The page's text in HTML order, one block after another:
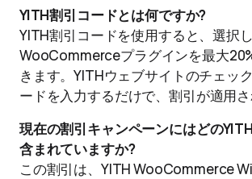
YITH割引コードとは何ですか?
YITH割引コードを使用すると、選択
WooCommerceプラグインを最大
きます。YITHウェブサイトのチェッ
ードを入力するだけで、割引が適用さ
現在の割引キャンペーンにはどの
含まれていますか?
この割引は、YITH WooCommerce